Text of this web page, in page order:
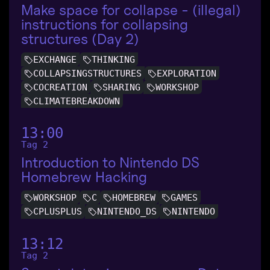
Make space for collapse - (illegal)
instructions for collapsing
structures (Day 2)
EXCHANGE
THINKING
COLLAPSINGSTRUCTURES
EXPLORATION
COCREATION
SHARING
WORKSHOP
CLIMATEBREAKDOWN
13:00
Tag 2
Introduction to Nintendo DS
Homebrew Hacking
WORKSHOP C HOMEBREW
GAMES
CPLUSPLUS
NINTENDO_DS NINTENDO
13:12
Tag 2